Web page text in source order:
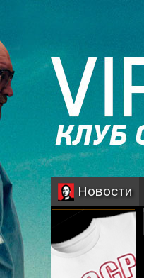
Новости